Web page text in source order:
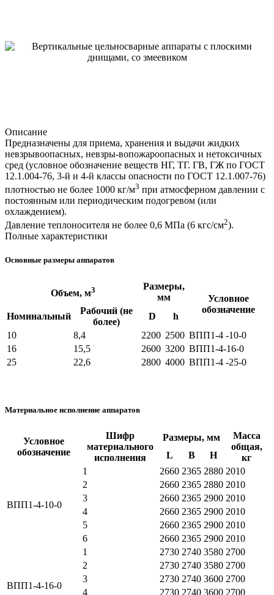
Описание
Предназначены для приема, хранения и выдачи жидких
невзрывоопасных, невзры-вопожароопасных и нетоксичных
сред (условное обозначение веществ НГ, ТГ. ГВ, ГЖ по ГОСТ
12.1.004-76, 3-й и 4-й классы опасности по ГОСТ 12.1.007-76)
плотностью не более 1000 кг/м3 при атмосферном давлении с
постоянным или периодическим подогревом (или
охлаждением).
Давление теплоносителя не более 0,6 МПа (6 кгс/см2).
Полные характеристики
Основные размеры аппаратов
Объем, м3
Размеры,
мм
Условное
обозначение
Номинальный
Рабочий (не
более)
D
h
10
8,4 2200 2500 ВПП1-4 -10-0
16
15,5 2600 3200 ВПП1-4-16-0
25
22,6 2800 4000 ВПП1-4 -25-0
Материальное исполнение аппаратов
Условное
обозначение
Шифр
материального
исполнения
Размеры, мм
Масса
общая,
кг
L В Н
ВПП1-4-10-0
1 2660 2365 2880 2010
2
2660 2365 2880 2010
3
2660 2365 2900 2010
4
2660 2365 2900 2010
5
2660 2365 2900 2010
6
2660 2365 2900 2010
ВПП1-4-16-0
1 2730 2740 3580 2700
2
2730 2740 3580 2700
3
2730 2740 3600 2700
4
2730 2740 3600 2700